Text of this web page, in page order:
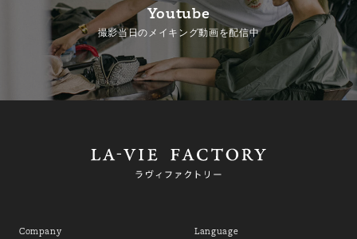
Youtube
撮影当日のメイキング動画を配信中
Company Language